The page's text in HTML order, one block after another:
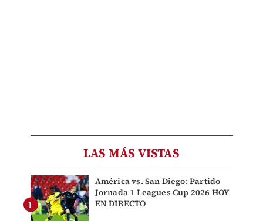
LAS MÁS VISTAS
América vs. San Diego: Partido
Jornada 1 Leagues Cup 2026 HOY
EN DIRECTO